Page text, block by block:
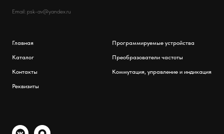
Email: psk-av@yandex.ru
Главная
Каталог
Контакты
Реквизиты
Программируемые устройства
Преобразователи частоты
Коммутация, управление и индикация